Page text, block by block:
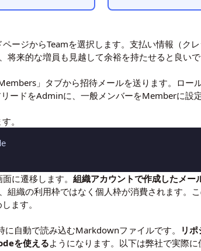
ージからTeamを選択します。支払い情報（ク
来的な増員も見越して余裕を持たせると良いで
」タブから招待メールを送ります。ロー
ードをAdminに、一般メンバーをMemberに設
。
に遷移します。組織アカウントで作成したメー
織の利用枠ではなく個人枠が消費されます。
ます。
自動で読み込むMarkdownファイルです。
リ
を使えるようになります。以下は弊社で実際